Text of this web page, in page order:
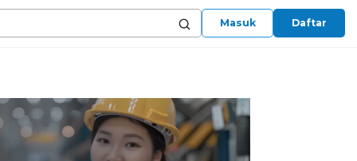
Masuk Daftar